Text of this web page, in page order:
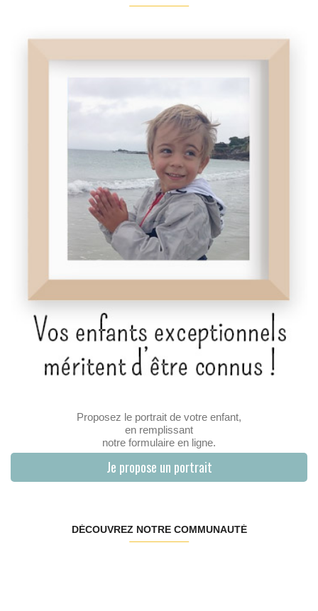
Proposez le portrait de votre enfant,
en remplissant
notre formulaire en ligne.
Je propose un portrait
DÉCOUVREZ NOTRE COMMUNAUTÉ